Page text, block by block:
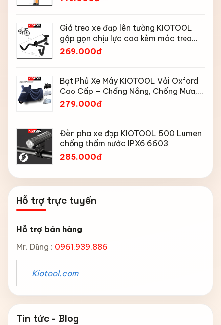
Giá treo xe đạp lên tường KIOTOOL
gập gọn chịu lực cao kèm móc treo
mũ bảo hiểm
269.000đ
Bạt Phủ Xe Máy KIOTOOL Vải Oxford
Cao Cấp – Chống Nắng, Chống Mưa,
Chống Bụi, Chống Tia UV, Có Phản
279.000đ
Đèn pha xe đạp KIOTOOL 500 Lumen
chống thấm nước IPX6 6603
285.000đ
Hỗ trợ trực tuyến
Hỗ trợ bán hàng
Mr. Dũng : 0961.939.886
Kiotool.com
Tin tức - Blog